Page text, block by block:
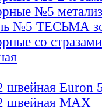
№5
№5 ТЕСЬМА
со стразами
швейная Euron
швейная МАХ